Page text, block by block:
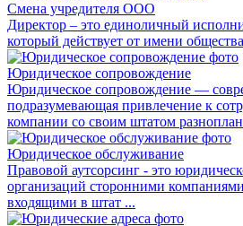
Смена учредителя ООО
Директор – это единоличный
который действует от имени
Юридическое сопровождение
Юридическое сопровождение —
подразумевающая привлечение к
компании со своим штатом
Юридическое обслуживание
Правовой аутсорсинг - это
организаций сторонними
входящими в штат ...